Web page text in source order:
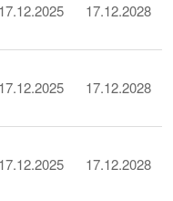
17.12.2025 17.12.2028
17.12.2025 17.12.2028
17.12.2025 17.12.2028